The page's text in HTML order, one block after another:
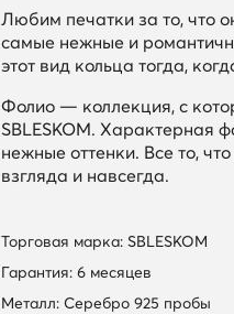
Любим печатки за то, что
самые нежные и
этот вид кольца тогда,
Фолио — коллекция, с
SBLESKOM. Характерная
нежные оттенки. Все то,
взгляда и навсегда.
Торговая марка: SBLESKOM
Гарантия: 6 месяцев
Металл: Серебро 925 пробы